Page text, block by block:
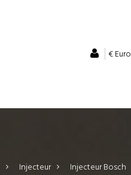
€ Euro
> Injecteur > Injecteur Bosch